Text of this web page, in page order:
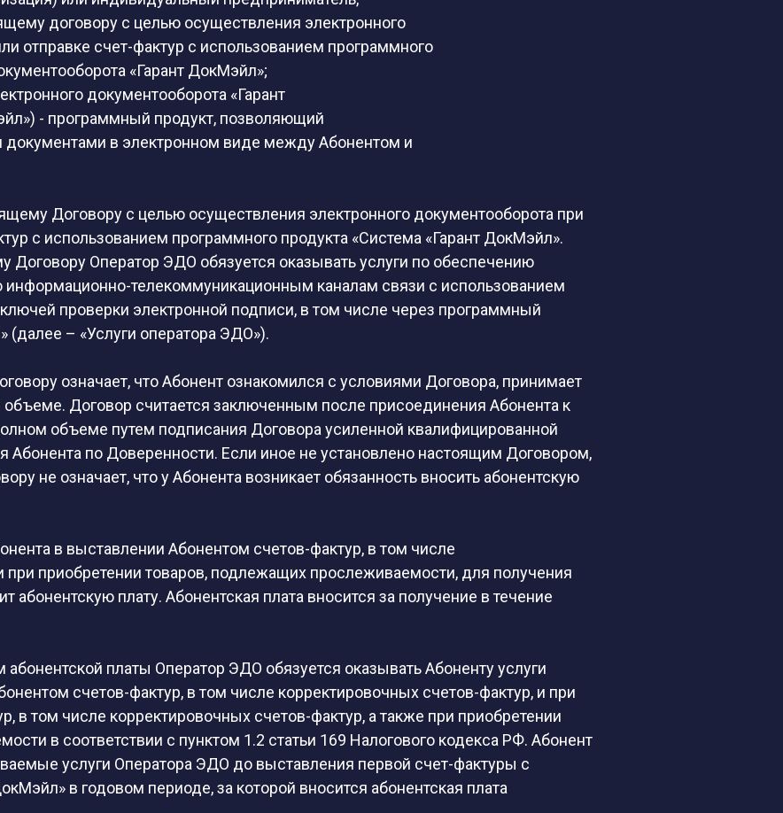
договору с целью осуществления электронного
отправке счет-фактур с использованием программного
«Гарант ДокМэйл»;
документооборота «Гарант
- программный продукт, позволяющий
в электронном виде между Абонентом и
Договору с целью осуществления электронного документооборота при
с использованием программного продукта «Система «Гарант ДокМэйл».
Договору Оператор ЭДО обязуется оказывать услуги по обеспечению
информационно-телекоммуникационным каналам связи с использованием
проверки электронной подписи, в том числе через программный
(далее – «Услуги оператора ЭДО»).
означает, что Абонент ознакомился с условиями Договора, принимает
Договор считается заключенным после присоединения Абонента к
объеме путем подписания Договора усиленной квалифицированной
Абонента по Доверенности. Если иное не установлено настоящим Договором,
не означает, что у Абонента возникает обязанность вносить абонентскую
в выставлении Абонентом счетов-фактур, в том числе
при приобретении товаров, подлежащих прослеживаемости, для получения
абонентскую плату. Абонентская плата вносится за получение в течение
платы Оператор ЭДО обязуется оказывать Абоненту услуги
счетов-фактур, в том числе корректировочных счетов-фактур, и при
в том числе корректировочных счетов-фактур, а также при приобретении
в соответствии с пунктом 1.2 статьи 169 Налогового кодекса РФ. Абонент
услуги Оператора ЭДО до выставления первой счет-фактуры с
в годовом периоде, за которой вносится абонентская плата